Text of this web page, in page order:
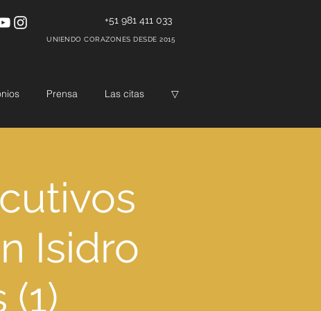
Prensa Las citas ▽
+51 981 411 033
UNIENDO CORAZONES DESDE 2015
Isidro